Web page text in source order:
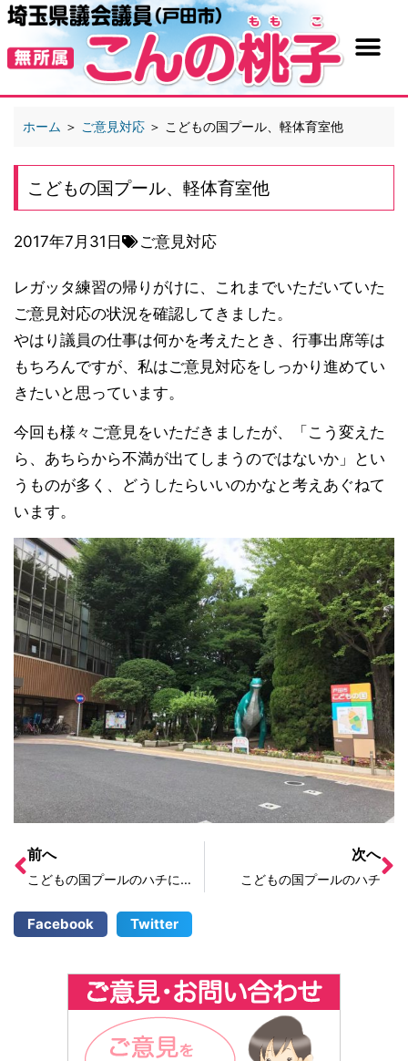
ホーム ＞ ご意見対応 ＞ こどもの国プール、軽体育室他
こどもの国プール、軽体育室他
2017年7月31日 ご意見対応
レガッタ練習の帰りがけに、これまでいただいていた
ご意見対応の状況を確認してきました。
やはり議員の仕事は何かを考えたとき、行事出席等は
もちろんですが、私はご意見対応をしっかり進めてい
きたいと思っています。
今回も様々ご意見をいただきましたが、「こう変えた
ら、 あちらから不満が出てしまうのではないか」とい
うものが多く、どうしたらいいのかなと考えあぐねて
います。
前へ
こどもの国プールのハチにお気をつけください！
次へ
こどもの国プールのハチ
Facebook Twitter